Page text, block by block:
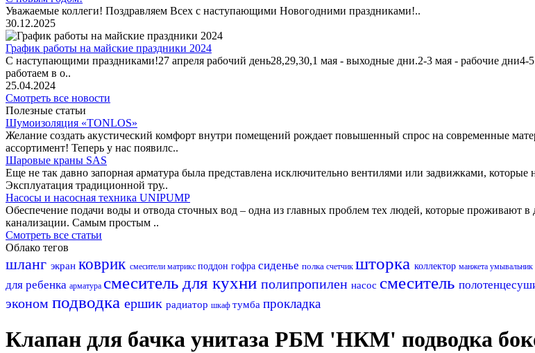
Уважаемые коллеги! Поздравляем Всех с наступающими Новогодними праздниками!..
30.12.2025
График работы на майские праздники 2024
С наступающими праздниками!27 апреля рабочий день28,29,30,1 мая - выходные дни.2-3 мая - рабочие
работаем в о..
25.04.2024
Смотреть все новости
Полезные статьи
Шумоизоляция «TONLOS»
Желание создать акустический комфорт внутри помещений рождает повышенный спрос на современные
ассортимент! Теперь у нас появилс..
Шаровые краны SAS
Еще не так давно запорная арматура была представлена исключительно вентилями или задвижками,
Эксплуатация традиционной тру..
Насосы и насосная техника UNIPUMP
Обеспечение подачи воды и отвода сточных вод – одна из главных проблем тех людей, которые
канализации. Самым простым ..
Смотреть все статьи
Облако тегов
шланг экран коврик смесители матрикс поддон гофра сиденье полка счетчик шторка коллектор манжета умывальник
для ребенка арматура смеситель для кухни полипропилен насос смеситель
эконом подводка ершик радиатор шкаф тумба прокладка
Клапан для бачка унитаза РБМ 'НКМ' подводка